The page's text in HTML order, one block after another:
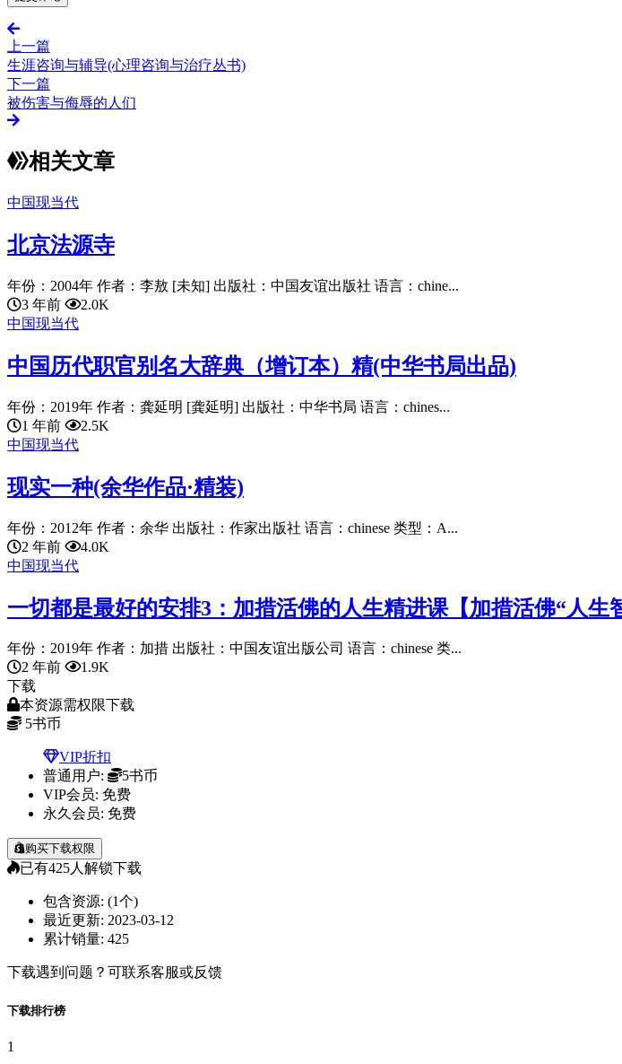
上一篇
生涯咨询与辅导(心理咨询与治疗丛书)
下一篇
被伤害与侮辱的人们
相关文章
中国现当代
北京法源寺
年份：2004年 作者：李敖 [未知] 出版社：中国友谊出版社 语言：chine...
3 年前
2.0K
中国现当代
中国历代职官别名大辞典（增订本）精(中华书局出品)
年份：2019年 作者：龚延明 [龚延明] 出版社：中华书局 语言：chines...
1 年前
2.5K
中国现当代
现实一种(余华作品·精装)
年份：2012年 作者：余华 出版社：作家出版社 语言：chinese 类型：A...
2 年前
4.0K
中国现当代
一切都是最好的安排3：加措活佛的人生精进课【加措活佛“人生
年份：2019年 作者：加措 出版社：中国友谊出版公司 语言：chinese 类...
2 年前
1.9K
下载
本资源需权限下载
5书币
VIP折扣
普通用户:
5书币
VIP会员: 免费
永久会员: 免费
购买下载权限
已有425人解锁下载
包含资源: (1个)
最近更新: 2023-03-12
累计销量: 425
下载遇到问题？可联系客服或反馈
下载排行榜
1